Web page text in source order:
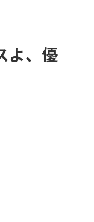
よ、優